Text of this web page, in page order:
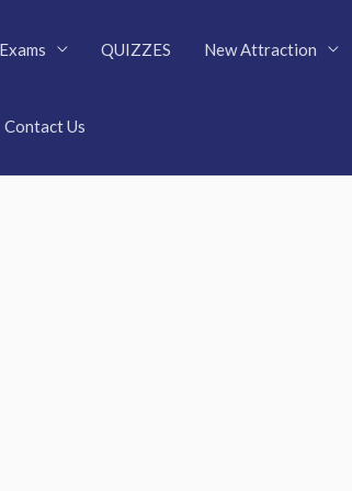
Exams QUIZZES New Attraction
Contact Us